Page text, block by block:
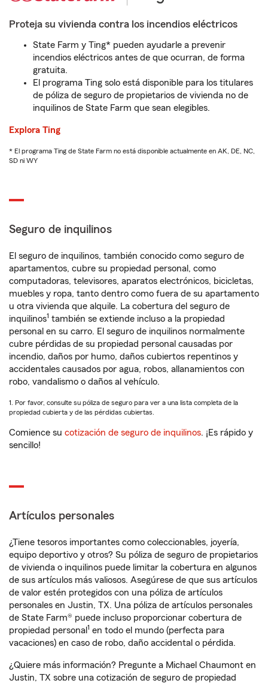
Proteja su vivienda contra los incendios eléctricos
State Farm y Ting* pueden ayudarle a prevenir
incendios eléctricos antes de que ocurran, de forma
gratuita.
El programa Ting solo está disponible para los titulares
de póliza de seguro de propietarios de vivienda no de
inquilinos de State Farm que sean elegibles.
Explora Ting
* El programa Ting de State Farm no está disponible actualmente en AK, DE, NC,
SD ni WY
Seguro de inquilinos
El seguro de inquilinos, también conocido como seguro de
apartamentos, cubre su propiedad personal, como
computadoras, televisores, aparatos electrónicos, bicicletas,
muebles y ropa, tanto dentro como fuera de su apartamento
u otra vivienda que alquile. La cobertura del seguro de
inquilinos1 también se extiende incluso a la propiedad
personal en su carro. El seguro de inquilinos normalmente
cubre pérdidas de su propiedad personal causadas por
incendio, daños por humo, daños cubiertos repentinos y
accidentales causados por agua, robos, allanamientos con
robo, vandalismo o daños al vehículo.
1. Por favor, consulte su póliza de seguro para ver a una lista completa de la
propiedad cubierta y de las pérdidas cubiertas.
Comience su cotización de seguro de inquilinos. ¡Es rápido y
sencillo!
Artículos personales
¿Tiene tesoros importantes como coleccionables, joyería,
equipo deportivo y otros? Su póliza de seguro de propietarios
de vivienda o inquilinos puede limitar la cobertura en algunos
de sus artículos más valiosos. Asegúrese de que sus artículos
de valor estén protegidos con una póliza de artículos
personales en Justin, TX. Una póliza de artículos personales
de State Farm® puede incluso proporcionar cobertura de
propiedad personal 1 en todo el mundo (perfecta para
vacaciones) en caso de robo, daño accidental o pérdida.
¿Quiere más información? Pregunte a Michael Chaumont en
Justin, TX sobre una cotización de seguro de propiedad